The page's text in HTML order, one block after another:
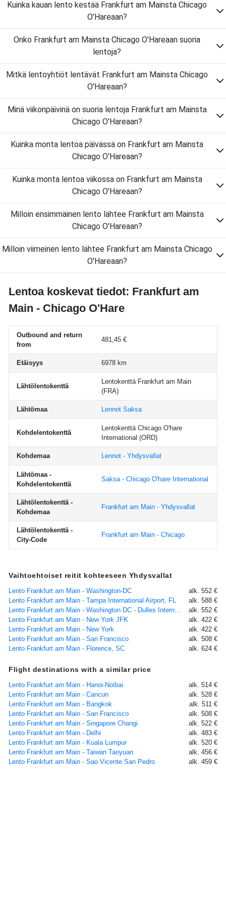
Kuinka kauan lento kestää Frankfurt am Mainsta Chicago
O'Hareaan?
Onko Frankfurt am Mainsta Chicago O'Hareaan suoria
lentoja?
Mitkä lentoyhtiöt lentävät Frankfurt am Mainsta Chicago
O'Hareaan?
Minä viikonpäivinä on suoria lentoja Frankfurt am Mainsta
Chicago O'Hareaan?
Kuinka monta lentoa päivässä on Frankfurt am Mainsta
Chicago O'Hareaan?
Kuinka monta lentoa viikossa on Frankfurt am Mainsta
Chicago O'Hareaan?
Milloin ensimmäinen lento lähtee Frankfurt am Mainsta
Chicago O'Hareaan?
Milloin viimeinen lento lähtee Frankfurt am Mainsta Chicago
O'Hareaan?
Lentoa koskevat tiedot: Frankfurt am
Main - Chicago O'Hare
Outbound and return
from
481,45 €
Etäisyys 6978 km
Lähtölentokenttä
Lentokenttä Frankfurt am Main
(FRA)
Lähtömaa Lennot Saksa
Kohdelentokenttä
Lentokenttä Chicago O'hare
International (ORD)
Kohdemaa Lennot - Yhdysvallat
Lähtömaa -
Kohdelentokenttä
Saksa - Chicago O'hare International
Lähtölentokenttä -
Kohdemaa
Frankfurt am Main - Yhdysvallat
Lähtölentokenttä -
City-Code
Frankfurt am Main - Chicago
Vaihtoehtoiset reitit kohteeseen Yhdysvallat
Lento Frankfurt am Main - Washington-DC
alk. 552 €
Lento Frankfurt am Main - Tampa International Airport, FL
alk. 588 €
Lento Frankfurt am Main - Washington DC - Dulles International Airport, DC
alk. 552 €
Lento Frankfurt am Main - New York JFK
alk. 422 €
Lento Frankfurt am Main - New York
alk. 422 €
Lento Frankfurt am Main - San Francisco
alk. 508 €
Lento Frankfurt am Main - Florence, SC
alk. 624 €
Flight destinations with a similar price
Lento Frankfurt am Main - Hanoi-Noibai
alk. 514 €
Lento Frankfurt am Main - Cancun
alk. 528 €
Lento Frankfurt am Main - Bangkok
alk. 511 €
Lento Frankfurt am Main - San Francisco
alk. 508 €
Lento Frankfurt am Main - Singapore Changi
alk. 522 €
Lento Frankfurt am Main - Delhi
alk. 483 €
Lento Frankfurt am Main - Kuala Lumpur
alk. 520 €
Lento Frankfurt am Main - Taiwan Taoyuan
alk. 456 €
Lento Frankfurt am Main - Sao Vicente San Pedro
alk. 459 €